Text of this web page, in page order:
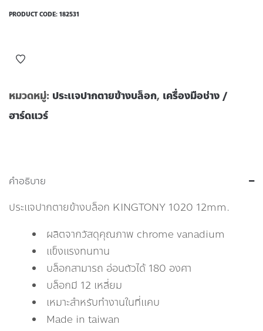
PRODUCT CODE: 182531
หมวดหมู่: ประเเจปากตายข้างบล็อก, เครื่องมือช่าง /
ฮาร์ดแวร์
คำอธิบาย
ประเเจปากตายข้างบล็อก KINGTONY 1020 12mm.
ผลิตจากวัสดุคุณภาพ chrome vanadium
แข็งแรงทนทาน
บล็อกสามารถ อ่อนตัวได้ 180 องศา
บล็อกมี 12 เหลี่ยม
เหมาะสำหรับทำงานในที่แคบ
Made in taiwan